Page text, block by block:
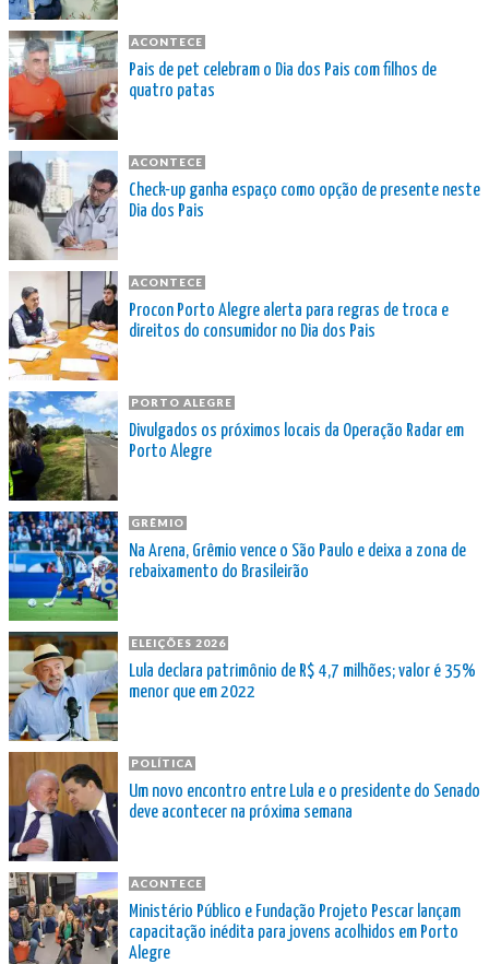
ACONTECE
Pais de pet celebram o Dia dos Pais com filhos de
quatro patas
ACONTECE
Check-up ganha espaço como opção de presente neste
Dia dos Pais
ACONTECE
Procon Porto Alegre alerta para regras de troca e
direitos do consumidor no Dia dos Pais
PORTO ALEGRE
Divulgados os próximos locais da Operação Radar em
Porto Alegre
GRÊMIO
Na Arena, Grêmio vence o São Paulo e deixa a zona de
rebaixamento do Brasileirão
ELEIÇÕES 2026
Lula declara patrimônio de R$ 4,7 milhões; valor é 35%
menor que em 2022
POLÍTICA
Um novo encontro entre Lula e o presidente do Senado
deve acontecer na próxima semana
ACONTECE
Ministério Público e Fundação Projeto Pescar lançam
capacitação inédita para jovens acolhidos em Porto
Alegre